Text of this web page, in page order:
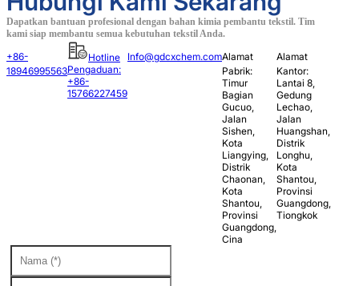
Dapatkan bantuan profesional dengan bahan kimia pembantu tekstil. Tim
kami siap membantu semua kebutuhan tekstil Anda.
+86-
18946995563
Hotline
Pengaduan:
+86-
15766227459
Info@gdcxchem.comAlamat
Pabrik:
Timur
Bagian
Gucuo,
Jalan
Sishen,
Kota
Liangying,
Distrik
Chaonan,
Kota
Shantou,
Provinsi
Guangdong,
Cina
Alamat
Kantor:
Lantai 8,
Gedung
Lechao,
Jalan
Huangshan,
Distrik
Longhu,
Kota
Shantou,
Provinsi
Guangdong,
Tiongkok